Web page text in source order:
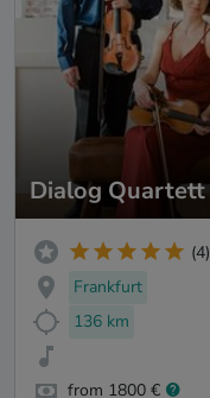
Dialog Quartett
(4)
Frankfurt
136 km
from 1800 €